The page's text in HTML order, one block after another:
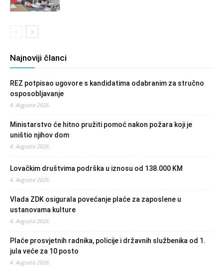
Najnoviji članci
REZ potpisao ugovore s kandidatima odabranim za stručno
osposobljavanje
4. Augusta 2026.
Ministarstvo će hitno pružiti pomoć nakon požara koji je
uništio njihov dom
4. Augusta 2026.
Lovačkim društvima podrška u iznosu od 138.000 KM
4. Augusta 2026.
Vlada ZDK osigurala povećanje plaće za zaposlene u
ustanovama kulture
4. Augusta 2026.
Plaće prosvjetnih radnika, policije i državnih službenika od 1.
jula veće za 10 posto
4. Augusta 2026.